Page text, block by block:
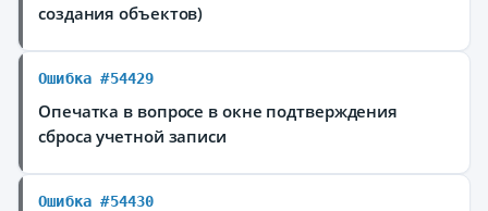
создания объектов)
Ошибка #54429
Опечатка в вопросе в окне подтверждения
сброса учетной записи
Ошибка #54430